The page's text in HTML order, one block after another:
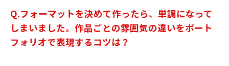
Q.フォーマットを決めて作ったら、単調になって
しまいました。作品ごとの雰囲気の違いをポート
フォリオで表現するコツは？